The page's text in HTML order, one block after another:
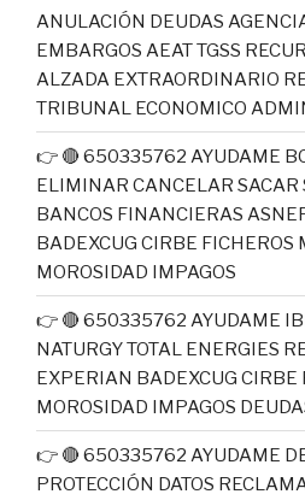
ANULACIÓN DEUDAS
EMBARGOS AEAT TGSS
ALZADA EXTRAORDINARIO
TRIBUNAL ECONOMICO
👉 🔴 650335762 AYUDAME
ELIMINAR CANCELAR SACAR
BANCOS FINANCIERAS
BADEXCUG CIRBE FICHEROS
MOROSIDAD IMPAGOS
👉 🔴 650335762 AYUDAME
NATURGY TOTAL ENERGIES
EXPERIAN BADEXCUG CIRBE
MOROSIDAD IMPAGOS
👉 🔴 650335762 AYUDAME
PROTECCIÓN DATOS